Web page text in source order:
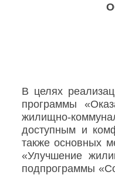
В целях
программы
жилищно-
доступным и
также основных
«Улучшение
подпрограммы